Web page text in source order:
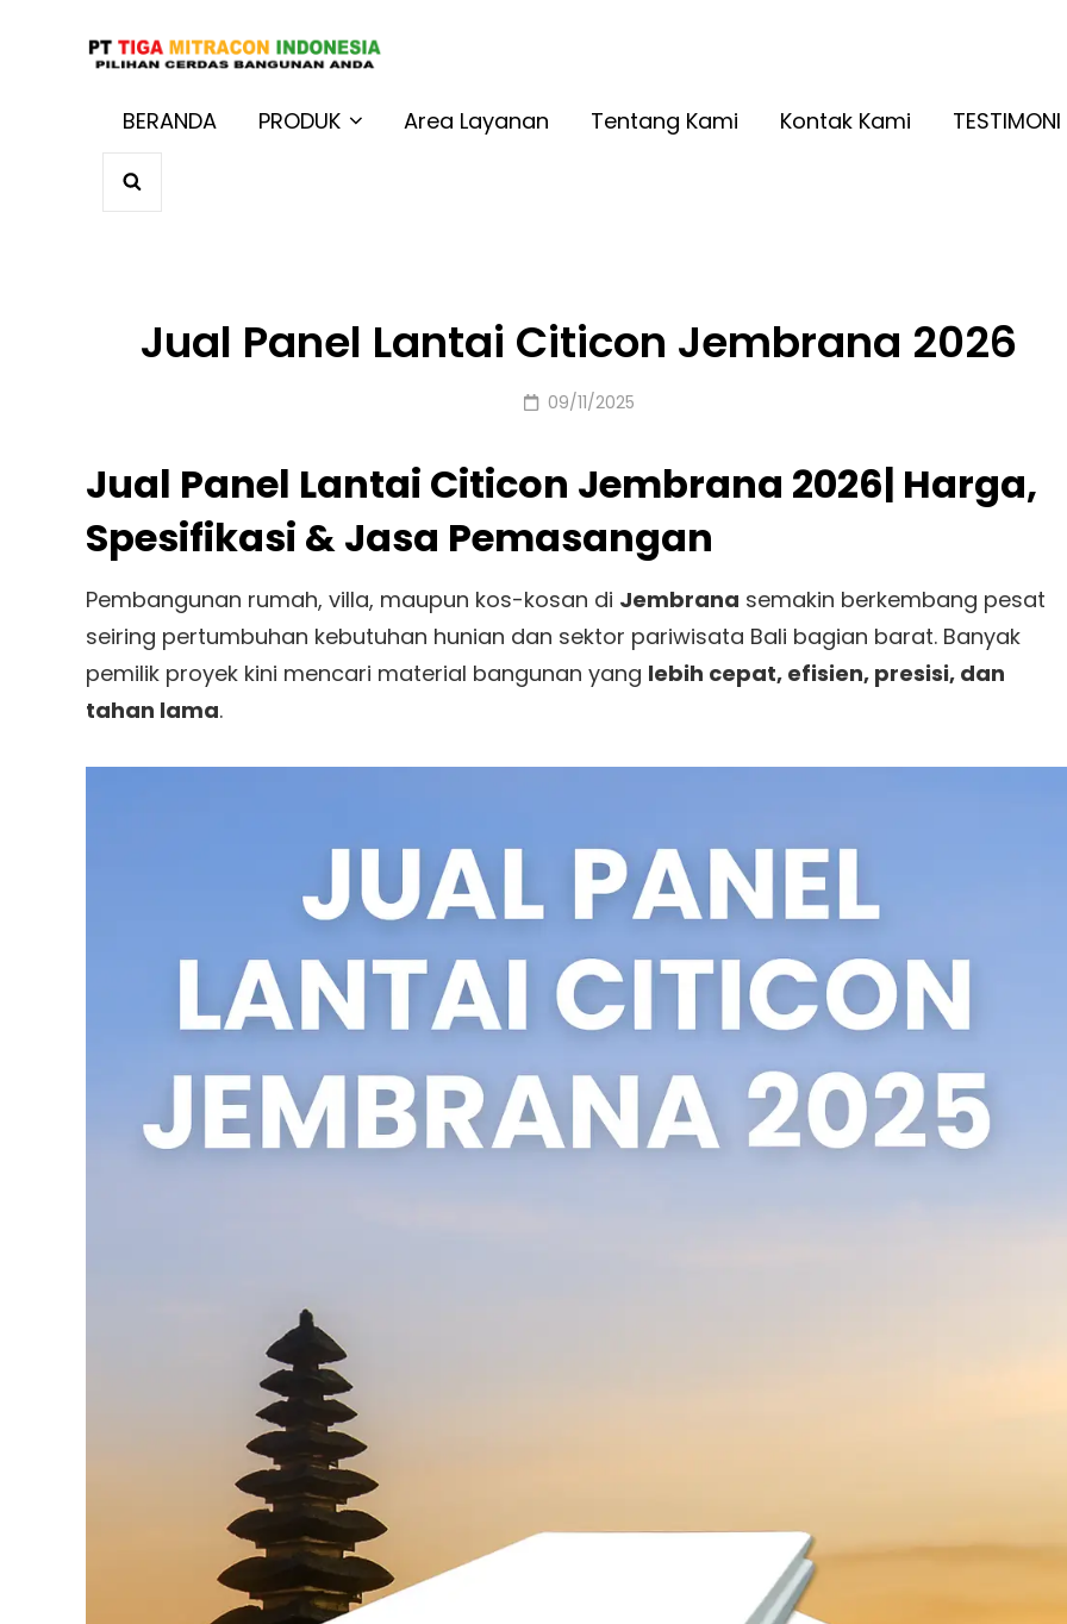
BERANDA PRODUK Area Layanan Tentang Kami Kontak Kami TESTIMONI
Jual Panel Lantai Citicon Jembrana 2026
Posted
09/11/2025
Jual Panel Lantai Citicon Jembrana 2026| Harga,
Spesifikasi & Jasa Pemasangan
Pembangunan rumah, villa, maupun kos-kosan di Jembrana semakin berkembang pesat
seiring pertumbuhan kebutuhan hunian dan sektor pariwisata Bali bagian barat. Banyak
pemilik proyek kini mencari material bangunan yang lebih cepat, efisien, presisi, dan
tahan lama.